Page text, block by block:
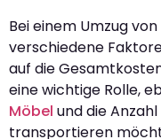
Bei einem Umzug
verschiedene
auf die
eine wichtige Rolle,
Möbel und die
transportieren